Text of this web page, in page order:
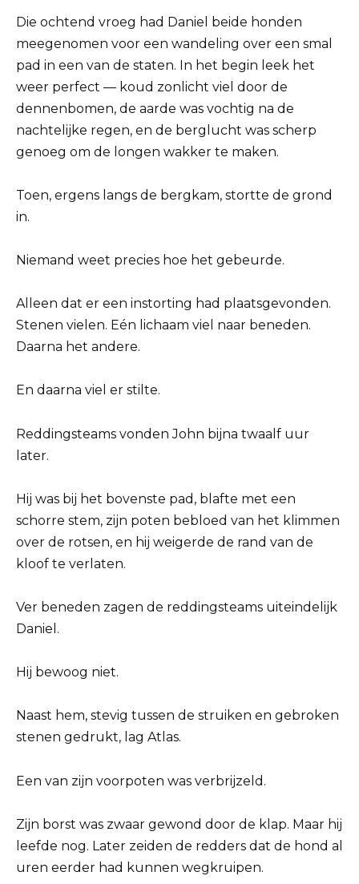
Die ochtend vroeg had Daniel beide honden
meegenomen voor een wandeling over een smal
pad in een van de staten. In het begin leek het
weer perfect — koud zonlicht viel door de
dennenbomen, de aarde was vochtig na de
nachtelijke regen, en de berglucht was scherp
genoeg om de longen wakker te maken.
Toen, ergens langs de bergkam, stortte de grond
in.
Niemand weet precies hoe het gebeurde.
Alleen dat er een instorting had plaatsgevonden.
Stenen vielen. Eén lichaam viel naar beneden.
Daarna het andere.
En daarna viel er stilte.
Reddingsteams vonden John bijna twaalf uur
later.
Hij was bij het bovenste pad, blafte met een
schorre stem, zijn poten bebloed van het klimmen
over de rotsen, en hij weigerde de rand van de
kloof te verlaten.
Ver beneden zagen de reddingsteams uiteindelijk
Daniel.
Hij bewoog niet.
Naast hem, stevig tussen de struiken en gebroken
stenen gedrukt, lag Atlas.
Een van zijn voorpoten was verbrijzeld.
Zijn borst was zwaar gewond door de klap. Maar hij
leefde nog. Later zeiden de redders dat de hond al
uren eerder had kunnen wegkruipen.